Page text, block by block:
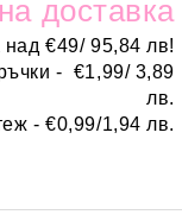
а доставка
над€49/ 95,84 лв!
- €1,99/ 3,89
лв.
-€0,99/1,94 лв.